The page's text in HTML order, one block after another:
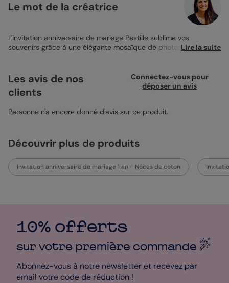
Le mot de la créatrice
L'invitation anniversaire de mariage Pastille sublime vos
souvenirs grâce à une élégante mosaïque de photos et une
texte unique. Imprimée sur un papier de qualité, elle se marie
parfaitement avec une enveloppe rouge carmin pour une
touche sophistiquée.
Lire la suite
Les avis de nos
clients
Connectez-vous pour
déposer un avis
Personne n'a encore donné d'avis sur ce produit.
Découvrir plus de produits
Invitation anniversaire de mariage 1 an - Noces de coton
10% offerts
sur votre première commande
Abonnez-vous à notre newsletter et recevez par
email votre code de réduction !